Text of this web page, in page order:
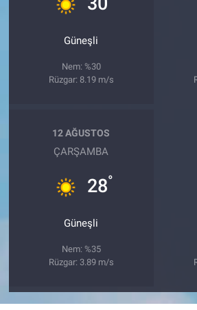
Güneşli
Nem: %30
Rüzgar: 8.19 m/s
12 AĞUSTOS
ÇARŞAMBA
28°
Güneşli
Nem: %35
Rüzgar: 3.89 m/s